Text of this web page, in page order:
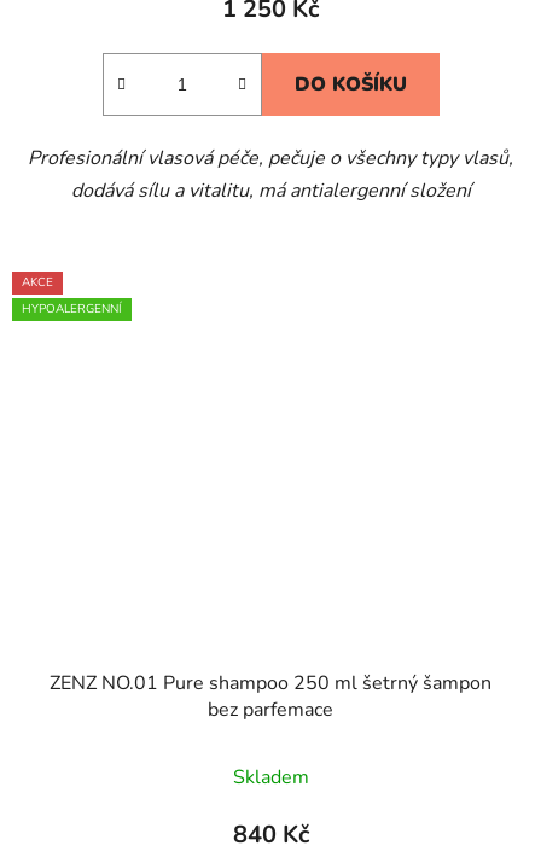
5,0
hvězdiček.
1 250 Kč
DO KOŠÍKU
Profesionální vlasová péče, pečuje o všechny typy vlasů,
dodává sílu a vitalitu, má antialergenní složení
AKCE
HYPOALERGENNÍ
ZENZ NO.01 Pure shampoo 250 ml šetrný šampon
bez parfemace
Skladem
840 Kč